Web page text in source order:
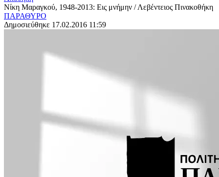
Νίκη Μαραγκού, 1948-2013: Εις μνήμην / Λεβέντειος Πινακοθήκη
ΠΑΡΑΘΥΡΟ
Δημοσιεύθηκε 17.02.2016 11:59